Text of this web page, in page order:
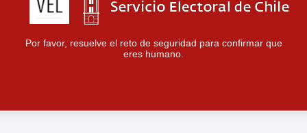
Por favor, resuelve el reto de seguridad para confirmar que
eres humano.